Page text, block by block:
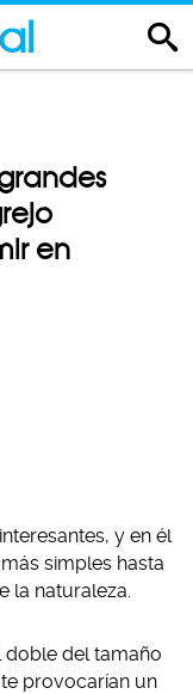
en
y en él
simples hasta
la naturaleza.
doble del tamaño
provocarían un